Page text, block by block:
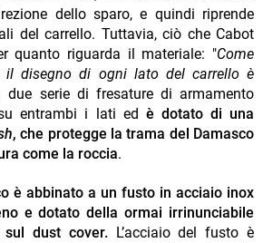
dello sparo, e quindi riprende
del carrello. Tuttavia, ciò che Cabot
quanto riguarda il materiale: "Come
il disegno di ogni lato del carrello è
due serie di fresature di armamento
entrambi i lati ed è dotato di una
, che protegge la trama del Damasco
come la roccia.
è abbinato a un fusto in acciaio inox
e dotato della ormai irrinunciabile
dust cover.L’acciaio del fusto è